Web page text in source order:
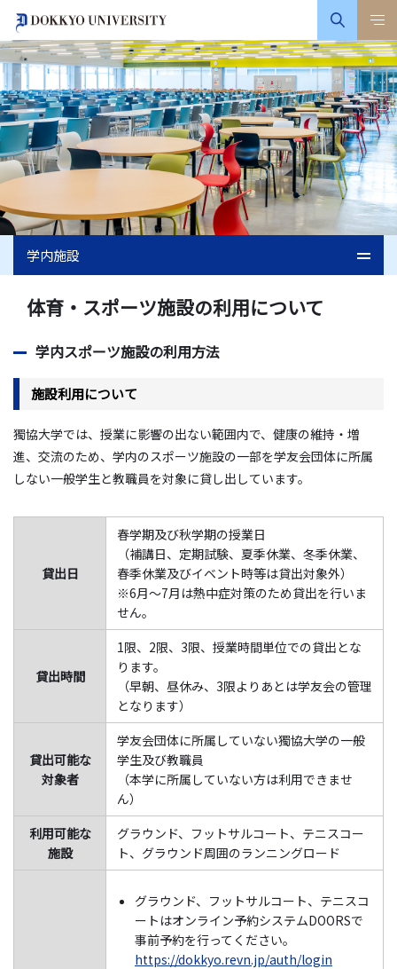
学内施設
体育・スポーツ施設の利用について
学内スポーツ施設の利用方法
施設利用について
獨協大学では、授業に影響の出ない範囲内で、健康の維持・増
進、交流のため、学内のスポーツ施設の一部を学友会団体に所属
しない一般学生と教職員を対象に貸し出しています。
貸出日
春学期及び秋学期の授業日
（補講日、定期試験、夏季休業、冬季休業、
春季休業及びイベント時等は貸出対象外）
※6月～7月は熱中症対策のため貸出を行いま
せん。
貸出時間
1限、2限、3限、授業時間単位での貸出とな
ります。
（早朝、昼休み、3限よりあとは学友会の管理
となります）
貸出可能な
対象者
学友会団体に所属していない獨協大学の一般
学生及び教職員
（本学に所属していない方は利用できませ
ん）
利用可能な
施設
グラウンド、フットサルコート、テニスコー
ト、グラウンド周囲のランニングロード
グラウンド、フットサルコート、テニスコ
ートはオンライン予約システムDOORSで
事前予約を行ってください。
https://dokkyo.revn.jp/auth/login